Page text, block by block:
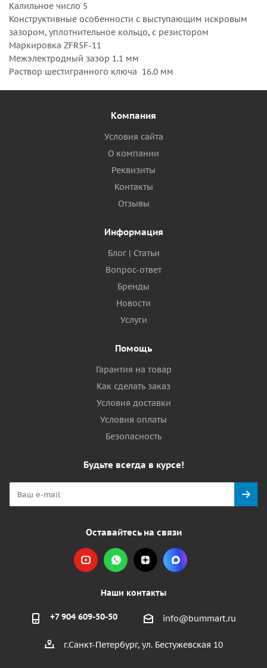
Калильное число 5
Конструктивные особенности с выступающим искровым
зазором, уплотнительное кольцо, с резистором
Маркировка ZFR5F-11
Межэлектродный зазор 1.1 мм
Раствор шестигранного ключа 16.0 мм
Компания
Условия сайта
О компании
Реквизиты
Контакты
Отзывы
Информация
Блог | Статьи
Вопрос-ответ
Бренды
Новости
Услуги
Помощь
Гарантия на товар
Как сделать заказ
Условия доставки
Условия оплаты
Безопасность
Будьте всегда в курсе!
Оставайтесь на связи
Наши контакты
+7 904 609-50-50 info@bummart.ru
г.Санкт-Петербург, ул. Бестужевская 10